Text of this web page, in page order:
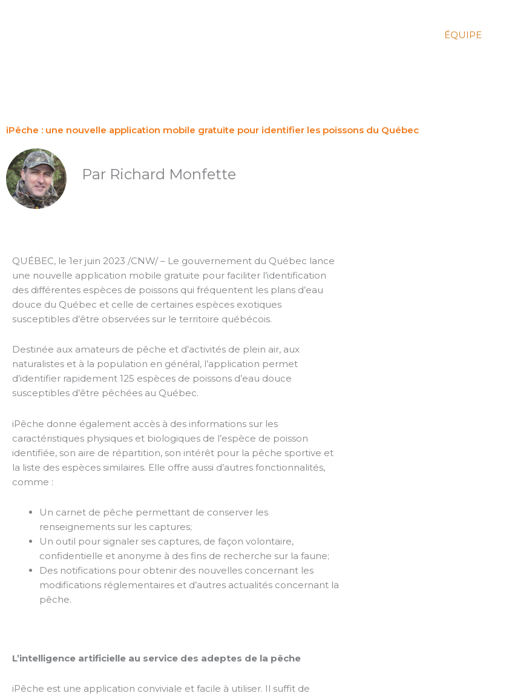
ÉQUIPE
iPêche : une nouvelle application mobile gratuite pour identifier les poissons du Québec
Par Richard Monfette
QUÉBEC, le 1er juin 2023 /CNW/ – Le gouvernement du Québec lance
une nouvelle application mobile gratuite pour faciliter l’identification
des différentes espèces de poissons qui fréquentent les plans d’eau
douce du Québec et celle de certaines espèces exotiques
susceptibles d’être observées sur le territoire québécois.
Destinée aux amateurs de pêche et d’activités de plein air, aux
naturalistes et à la population en général, l’application permet
d’identifier rapidement 125 espèces de poissons d’eau douce
susceptibles d’être pêchées au Québec.
iPêche donne également accès à des informations sur les
caractéristiques physiques et biologiques de l’espèce de poisson
identifiée, son aire de répartition, son intérêt pour la pêche sportive et
la liste des espèces similaires. Elle offre aussi d’autres fonctionnalités,
comme :
Un carnet de pêche permettant de conserver les
renseignements sur les captures;
Un outil pour signaler ses captures, de façon volontaire,
confidentielle et anonyme à des fins de recherche sur la faune;
Des notifications pour obtenir des nouvelles concernant les
modifications réglementaires et d’autres actualités concernant la
pêche.
L’intelligence artificielle au service des adeptes de la pêche
iPêche est une application conviviale et facile à utiliser. Il suffit de